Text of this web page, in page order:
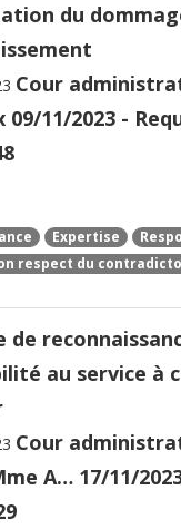
du
Cour
09/11/2023 -
Expertise
respect du
de
au service à
Cour
A… 17/11/